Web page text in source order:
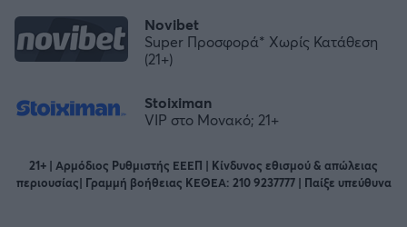
Stoiximan
VIP στο Μονακό; 21+
Novibet
Super Προσφορά* Χωρίς Κατάθεση
(21+)
21+ | Αρμόδιος Ρυθμιστής ΕΕΕΠ | Κίνδυνος εθισμού & απώλειας
περιουσίας| Γραμμή βοήθειας ΚΕΘΕΑ: 210 9237777 | Παίξε υπεύθυνα